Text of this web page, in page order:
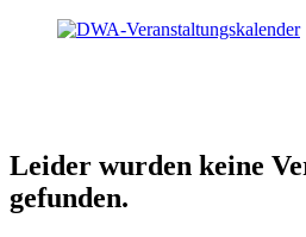
Leider wurden keine
gefunden.